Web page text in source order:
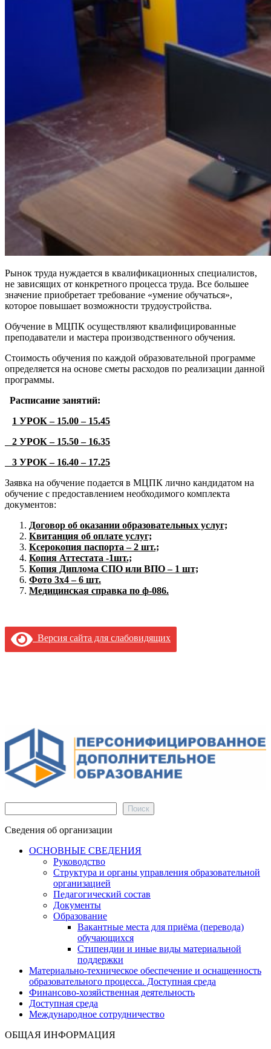
Рынок труда нуждается в квалификационных специалистов,
не зависящих от конкретного процесса труда. Все большее
значение приобретает требование «умение обучаться»,
которое повышает возможности трудоустройства.
Обучение в МЦПК осуществляют квалифицированные
преподаватели и мастера производственного обучения.
Стоимость обучения по каждой образовательной программе
определяется на основе сметы расходов по реализации данной
программы.
Расписание занятий:
1 УРОК – 15.00 – 15.45
2 УРОК – 15.50 – 16.35
3 УРОК – 16.40 – 17.25
Заявка на обучение подается в МЦПК лично кандидатом на
обучение с предоставлением необходимого комплекта
документов:
Договор об оказании образовательных услуг;
Квитанция об оплате услуг;
Ксерокопия паспорта – 2 шт.;
Копия Аттестата -1шт.;
Копия Диплома СПО или ВПО – 1 шт;
Фото 3х4 – 6 шт.
Медицинская справка по ф-086.
Версия сайта для слабовидящих
Поиск
Сведения об организации
ОСНОВНЫЕ СВЕДЕНИЯ
Руководство
Структура и органы управления образовательной
организацией
Педагогический состав
Документы
Образование
Вакантные места для приёма (перевода)
обучающихся
Стипендии и иные виды материальной
поддержки
Материально-техническое обеспечение и оснащенность
образовательного процесса. Доступная среда
Финансово-хозяйственная деятельность
Доступная среда
Международное сотрудничество
ОБЩАЯ ИНФОРМАЦИЯ